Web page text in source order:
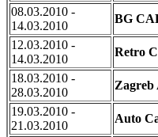
08.03.2010 -
14.03.2010
BG
12.03.2010 -
14.03.2010
Retro
18.03.2010 -
28.03.2010
Zagreb
19.03.2010 -
21.03.2010
Auto